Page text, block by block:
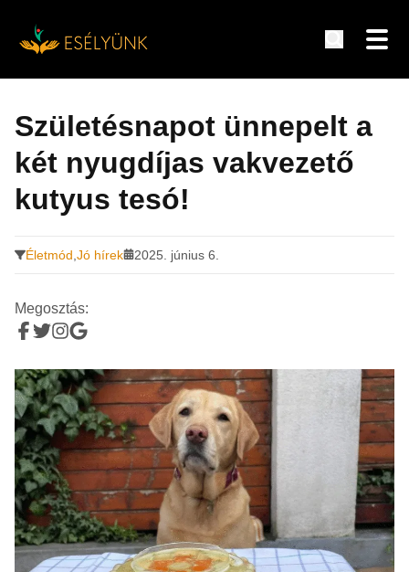
tartalomra
Születésnapot ünnepelt a
két nyugdíjas vakvezető
kutyus tesó!
Életmód Jó hírek 2025. június 6.
Megosztás: